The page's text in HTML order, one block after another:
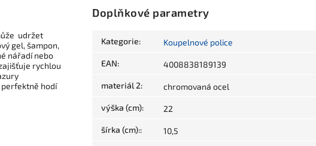
udržet
gel, šampon,
nářadí nebo
rychlou
perfektně hodí
Doplňkové parametry
Kategorie: Koupelnové police
EAN: 4008838189139
materiál 2: chromovaná ocel
výška (cm): 22
šírka (cm):: 10,5